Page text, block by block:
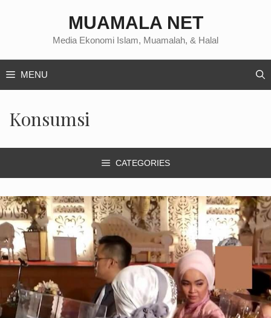
MUAMALA NET
Media Ekonomi Islam, Muamalah, & Halal
MENU
Konsumsi
CATEGORIES